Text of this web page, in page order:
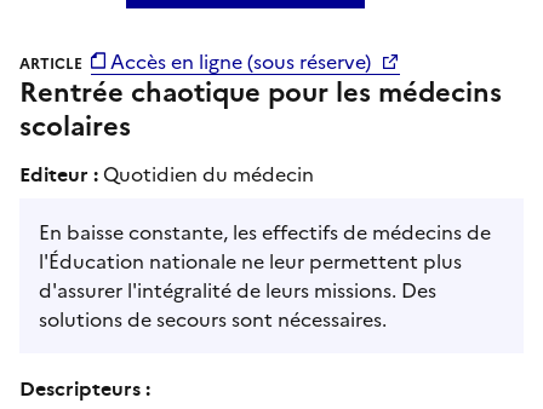
Accès en ligne (sous réserve)
ARTICLE
Rentrée chaotique pour les médecins
scolaires
Editeur : Quotidien du médecin
En baisse constante, les effectifs de médecins de
l'Éducation nationale ne leur permettent plus
d'assurer l'intégralité de leurs missions. Des
solutions de secours sont nécessaires.
Descripteurs :